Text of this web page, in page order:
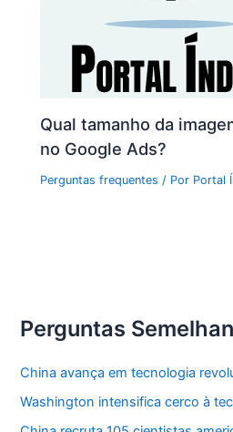
Qual tamanho da
no Google Ads?
Perguntas frequentes / Por Portal
Perguntas
China avança em tecnologia
Washington intensifica cerco à